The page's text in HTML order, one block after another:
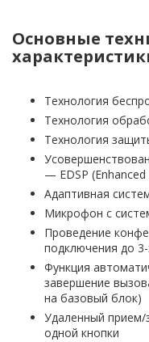
Основные
Технология
Технология
Технология
— EDSP
Адаптивная
Микрофон с
Проведение
подключения до
Функция
завершение
на базовый блок)
Удаленный
одной кнопки